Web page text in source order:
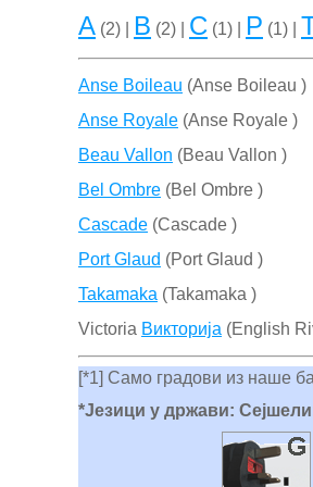
A (2) | B (2) | C (1) | P (1) |
Anse Boileau (Anse Boileau )
Anse Royale (Anse Royale )
Beau Vallon (Beau Vallon )
Bel Ombre (Bel Ombre )
Cascade (Cascade )
Port Glaud (Port Glaud )
Takamaka (Takamaka )
Victoria Викторија (English
[*1] Само градови из наше
*Језици у држави: Сејшели